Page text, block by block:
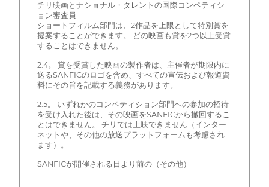
チリ映画とナショナル・タレントの国際コンペティシ
ョン審査員
ショートフィルム部門は、2作品を上限として特別賞を
提案することができます。 どの映画も賞を2つ以上受賞
することはできません。
2.4。 賞を受賞した映画の製作者は、主催者が期限内に
送るSANFICのロゴを含め、すべての宣伝および報道資
料にその旨を記載する義務があります。
2.5。 いずれかのコンペティション部門への参加の招待
を受け入れた後は、その映画をSANFICから撤回するこ
とはできません。 チリでは上映できません（インター
ネットや、その他の放送プラットフォームも考慮され
ます）。
SANFICが開催される日より前の（その他）